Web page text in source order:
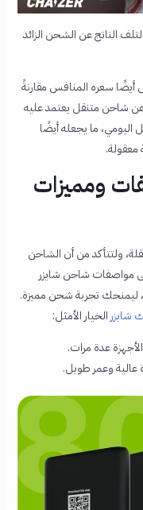
الناتج عن الشحن الزائد
أيضًا سعره المنافس مقارنةً
شاحن متنقل يعتمد عليه
اليومي، ما يجعله أيضًا
معقولة.
ومميزات
ولتتأكد من أن الشاحن
مواصفات شاحن شايزر
ليمنحك تجربة شحن مميزة.
شايزر الخيار الأمثل:
عالية وعمر طويل.